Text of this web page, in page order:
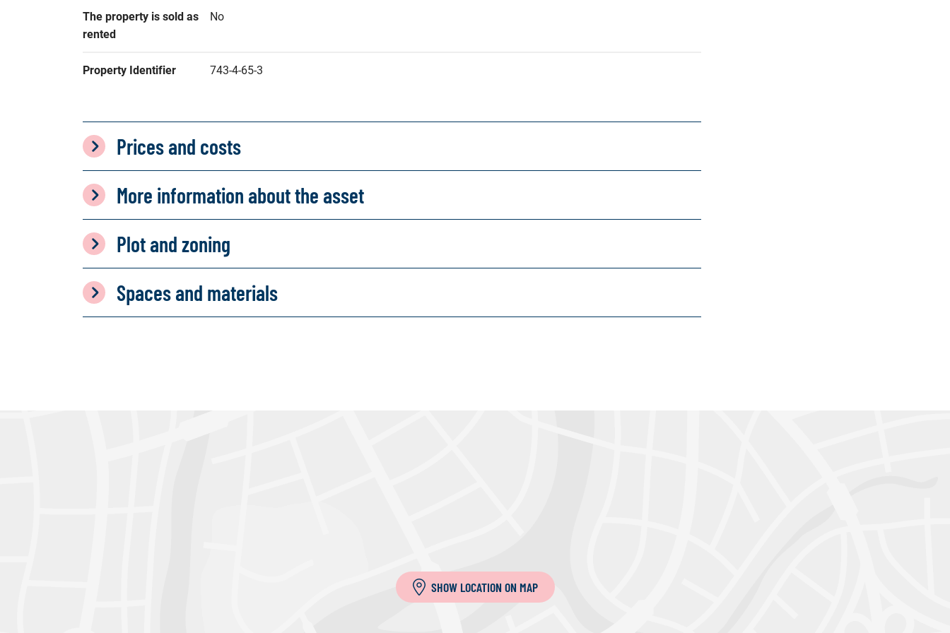
The property is sold as
rented
No
Property Identifier 743-4-65-3
Prices and costs
More information about the asset
Plot and zoning
Spaces and materials
SHOW LOCATION ON MAP